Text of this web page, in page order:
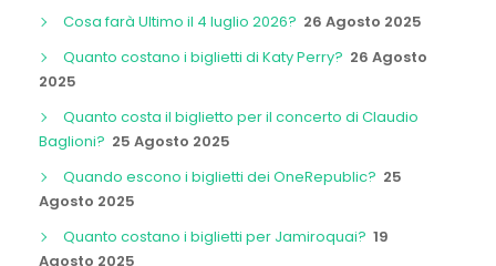
Cosa farà Ultimo il 4 luglio 2026? 26 Agosto 2025
Quanto costano i biglietti di Katy Perry? 26 Agosto
2025
Quanto costa il biglietto per il concerto di Claudio
Baglioni? 25 Agosto 2025
Quando escono i biglietti dei OneRepublic? 25
Agosto 2025
Quanto costano i biglietti per Jamiroquai? 19
Agosto 2025